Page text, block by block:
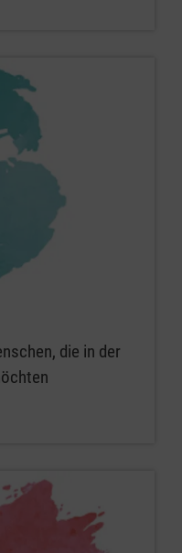
die in der